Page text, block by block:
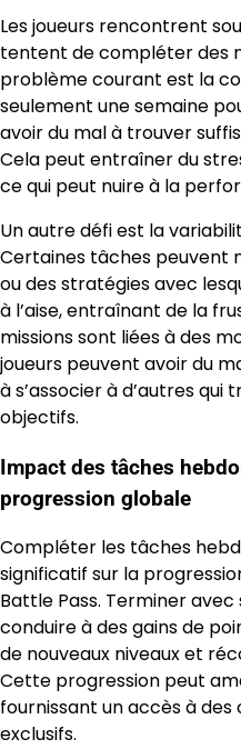
Les joueurs rencontrent
tentent de compléter des
problème courant est la
seulement une semaine
avoir du mal à trouver
Cela peut entraîner du
ce qui peut nuire à la
Un autre défi est la
Certaines tâches peuvent
ou des stratégies avec
à l’aise, entraînant de la
missions sont liées à des
joueurs peuvent avoir du
à s’associer à d’autres
objectifs.
Impact des tâches
progression globale
Compléter les tâches
significatif sur la
Battle Pass. Terminer
conduire à des gains de
de nouveaux niveaux et
Cette progression peut
fournissant un accès à
exclusifs.